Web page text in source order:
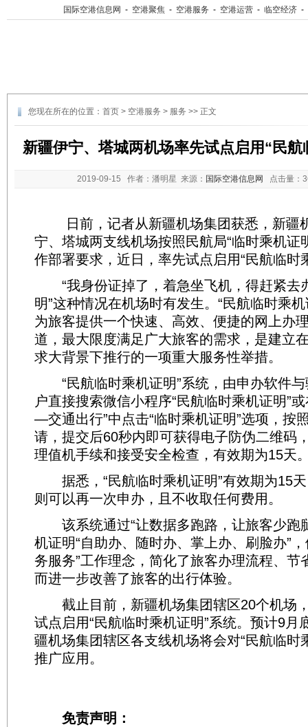
国际空港信息网 - 空港聚焦 - 空港服务 - 空港运营 - 临空经济 -
您现在所在的位置： 首页 > 空港服务 > 服务 >> 正文
新疆伊宁、塔城两机场率先试点启用“民
2019-09-15 作者：潘明星 来源： 国际空港信息网 点击量：
日前，记者从新疆机场集团获悉，新疆
宁、塔城两支线机场按照民航局“临时乘机证
作部署要求，近日，率先试点启用“民航临时
“我身份证掉了，着急坐飞机，得赶紧去
明”这种情况在机场时有发生。“民航临时乘
为旅客提供一个快速、高效、便捷的网上办
道，最大限度满足广大旅客的需求，是建立
求大背景下推行的一项重大服务性举措。
“民航临时乘机证明”系统，由申办软件与
户直接搜索微信小程序“民航临时乘机证明”
—交通出行”中点击“临时乘机证明”选项，按
请，提交后60秒内即可获得电子防伪二维码
理值机手续和接受安全检查，有效期为15天
据悉，“民航临时乘机证明”有效期为15天
则可以再一次申办，且不收取任何费用。
该系统通过“让数据多跑路，让旅客少跑
机证明“自助办、随时办、掌上办、刷脸办”
务服务”工作理念，简化了旅客办理流程、节
而进一步改善了旅客的出行体验。
截止目前，新疆机场集团辖区20个机场
试点启用“民航临时乘机证明”系统。预计9月
疆机场集团辖区各支线机场将会对“民航临时
推广应用。
免责声明：